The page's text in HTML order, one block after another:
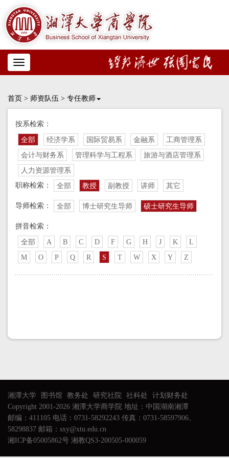
Toggle
navigation
首页 > 师资队伍 > 专任教师
按系检索：
全部 经济学系 国际贸易系 金融系
工商管理系
会计与财务系
管理科学与工程系
旅游与酒店管理系
人力资源管理系
职称检索：
全部 教授 副教授 讲师 其它
导师检索： 全部 博士研究生导师 硕士研究生导师
拼音检索：
全部 A B C D F G H J K
L
M
O P Q R S T W X Y Z
湘潭大学 图书馆 教务处 研究社院 社科处
计划财务处
Copyright 2001-2026 湘潭大学商学院 地址：中国湖南湘潭
邮编：411105 电话：0731-58292243 传真：0731-58597906、
58298837 邮箱：sxy@xtu.edu.cn
湘ICP备05005862号 湘教QS3-200505-000059